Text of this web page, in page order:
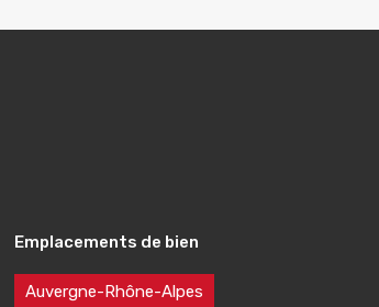
Emplacements de bien
Auvergne-Rhône-Alpes